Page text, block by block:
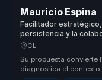
Mauricio Espina
Facilitador
persistencia y la
complejos sin colapsar
CL
Su propuesta convierte
diagnostica el
equi...